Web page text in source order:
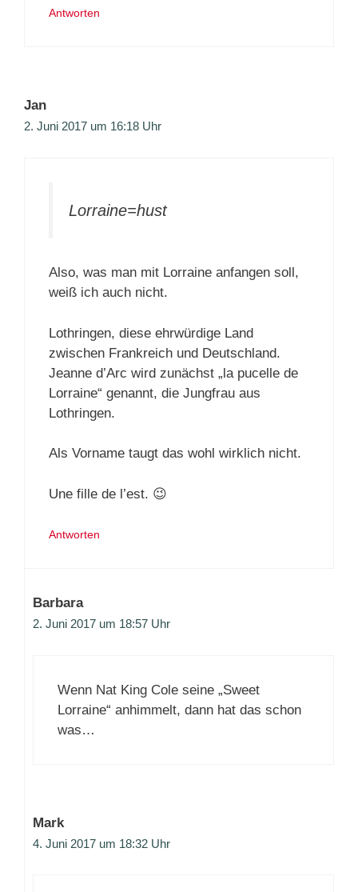
Antworten
Jan
2. Juni 2017 um 16:18 Uhr
Lorraine=hust
Also, was man mit Lorraine anfangen soll,
weiß ich auch nicht.
Lothringen, diese ehrwürdige Land
zwischen Frankreich und Deutschland.
Jeanne d’Arc wird zunächst „la pucelle de
Lorraine“ genannt, die Jungfrau aus
Lothringen.
Als Vorname taugt das wohl wirklich nicht.
Une fille de l’est. 😉
Antworten
Barbara
2. Juni 2017 um 18:57 Uhr
Wenn Nat King Cole seine „Sweet
Lorraine“ anhimmelt, dann hat das schon
was…
Mark
4. Juni 2017 um 18:32 Uhr